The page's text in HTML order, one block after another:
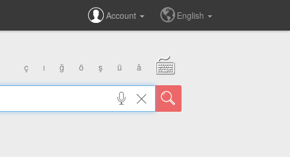
Account English
ç ı ğ ö ş ü â